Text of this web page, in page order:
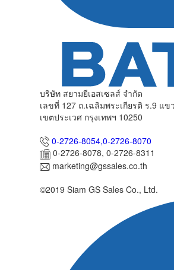
บริษัท สยามยีเอสเซลส์ จำกัด
เลขที่ 127 ถ.เฉลิมพระเกียรติ ร.9 แข
เขตประเวศ กรุงเทพฯ 10250
0-2726-8054,0-2726-8070
0-2726-8078, 0-2726-8311
marketing@gssales.co.th
©2019 Siam GS Sales Co., Ltd.